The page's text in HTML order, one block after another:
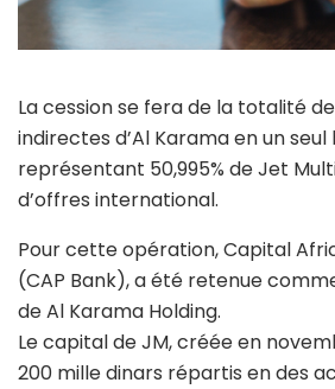
La cession se fera de la totalité
indirectes d’Al Karama en un seul
représentant 50,995% de Jet
d’offres international.
Pour cette opération, Capital
(CAP Bank), a été retenue
de Al Karama Holding.
Le capital de JM, créée en
200 mille dinars répartis en des